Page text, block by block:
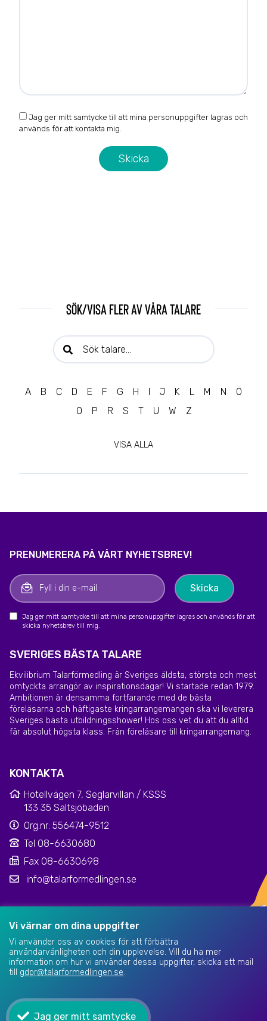
Jag ger mitt samtycke till att mina personuppgifter lagras och
används för att kontakta mig.
Sök/visa fler av våra talare
Sök talare:
A B C D E F G H I J K L M N
Ö
O
P R S T U W Z
VISA ALLA
KONTAKTA
Hotellvägen 7, Seglarvillan / KSSS
133 35 Saltsjöbaden
Org.nr: 556474-9512
Tel 08-6630680
Fax 08-6630698
info@talarformedlingen.se
SVERIGES BÄSTA TALARE
Ekvilibrium Talarförmedling är Sveriges äldsta, största och mest
omtyckta arrangör av inspirationsdagar! Vi startade redan 1979.
Ambitionen är densamma fortfarande med de bästa
föreläsarna och häftigaste kringarrangemangen ska vi leverera
Sveriges bästa utbildningsshower! Hos oss vet du att du alltid
får absolut högsta klass. Från föreläsare till kringarrangemang.
PRENUMERERA PÅ VÅRT NYHETSBREV!
Jag ger mitt samtycke till att mina personuppgifter lagras och används för att
skicka nyhetsbrev till mig.
Klarna kundsupport | Dataskyddsinformation
Vi värnar om dina uppgifter
Vi använder oss av cookies för att förbättra
användarvänligheten och din upplevelse. Vill du ha mer
information om hur vi använder dessa uppgifter, skicka ett mail
till gdpr@talarformedlingen.se.
Jag ger mitt samtycke